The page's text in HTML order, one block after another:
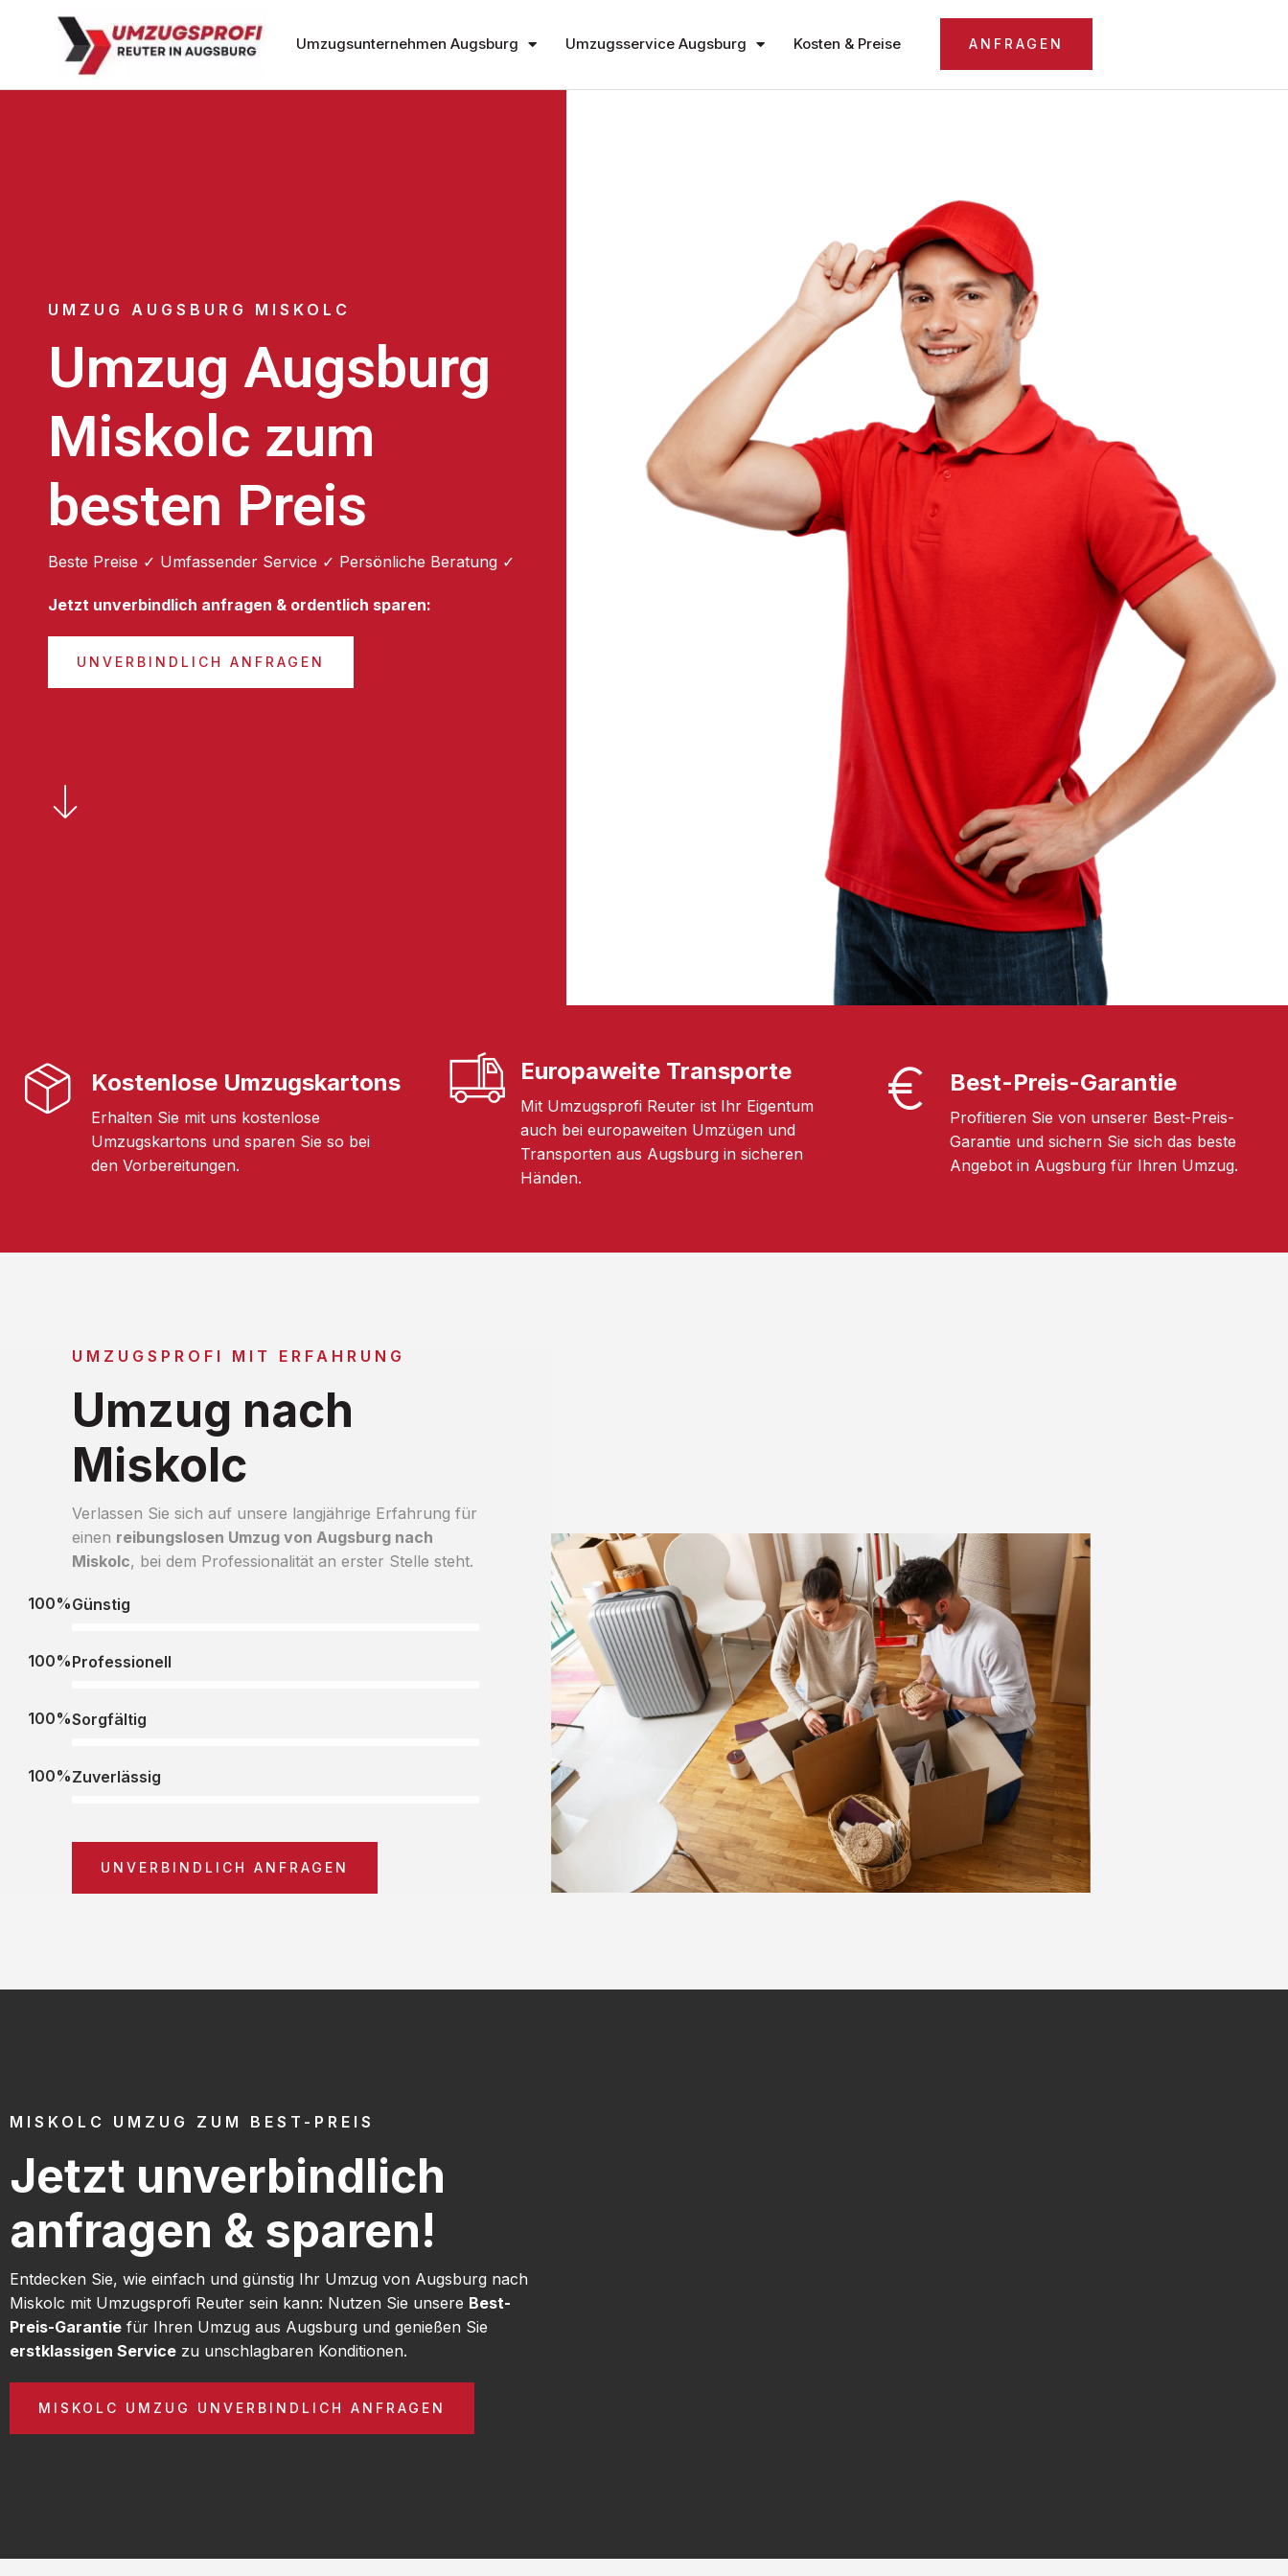
Umzugsunternehmen Augsburg Umzugsservice Augsburg Kosten & Preise ANFRAGEN
UMZUG AUGSBURG MISKOLC
Umzug Augsburg
Miskolc zum
besten Preis
Beste Preise ✓ Umfassender Service ✓ Persönliche Beratung ✓
Jetzt unverbindlich anfragen & ordentlich sparen:
UNVERBINDLICH ANFRAGEN
Kostenlose Umzugskartons
Erhalten Sie mit uns kostenlose
Umzugskartons und sparen Sie so bei
den Vorbereitungen.
Europaweite Transporte
Mit Umzugsprofi Reuter ist Ihr Eigentum
auch bei europaweiten Umzügen und
Transporten aus Augsburg in sicheren
Händen.
Best-Preis-Garantie
Profitieren Sie von unserer Best-Preis-
Garantie und sichern Sie sich das beste
Angebot in Augsburg für Ihren Umzug.
UMZUGSPROFI MIT ERFAHRUNG
Umzug nach
Miskolc
Verlassen Sie sich auf unsere langjährige Erfahrung für
einen reibungslosen Umzug von Augsburg nach
Miskolc, bei dem Professionalität an erster Stelle steht.
Günstig
100%
Professionell
100%
Sorgfältig
100%
Zuverlässig
100%
UNVERBINDLICH ANFRAGEN
MISKOLC UMZUG ZUM BEST-PREIS
Jetzt unverbindlich
anfragen & sparen!
Entdecken Sie, wie einfach und günstig Ihr Umzug von Augsburg nach
Miskolc mit Umzugsprofi Reuter sein kann: Nutzen Sie unsere Best-
Preis-Garantie für Ihren Umzug aus Augsburg und genießen Sie
erstklassigen Service zu unschlagbaren Konditionen.
MISKOLC UMZUG UNVERBINDLICH ANFRAGEN